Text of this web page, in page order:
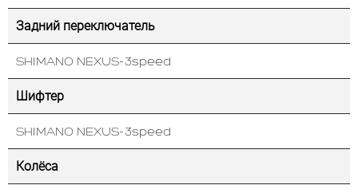
Задний переключатель
SHIMANO NEXUS-3speed
Шифтер
SHIMANO NEXUS-3speed
Колёса